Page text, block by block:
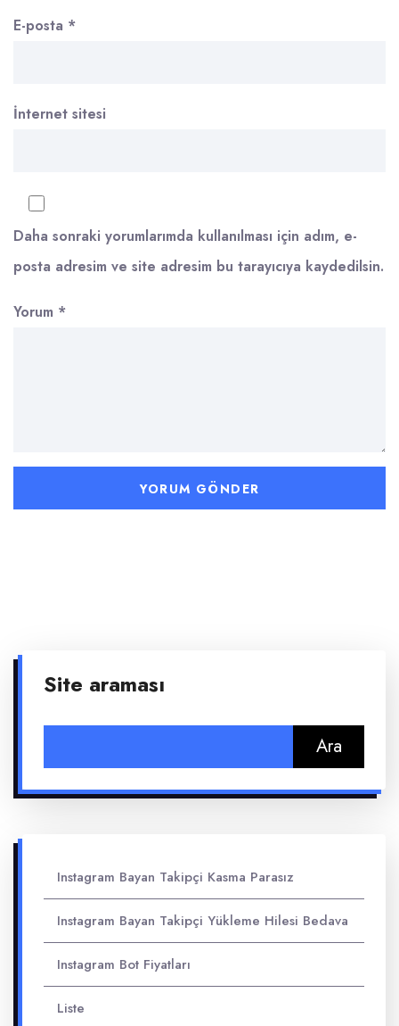
E-posta *
İnternet sitesi
Daha sonraki yorumlarımda kullanılması için adım, e-
posta adresim ve site adresim bu tarayıcıya kaydedilsin.
Yorum *
Site araması
Instagram Bayan Takipçi Kasma Parasız
Instagram Bayan Takipçi Yükleme Hilesi Bedava
Instagram Bot Fiyatları
Liste